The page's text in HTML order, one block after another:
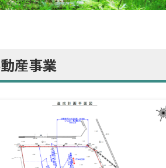
産事業